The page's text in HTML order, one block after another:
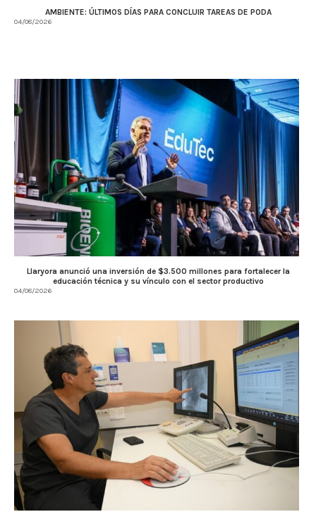
AMBIENTE: ÚLTIMOS DÍAS PARA CONCLUIR TAREAS DE PODA
04/08/2026
Llaryora anunció una inversión de $3.500 millones para fortalecer la
educación técnica y su vínculo con el sector productivo
04/08/2026